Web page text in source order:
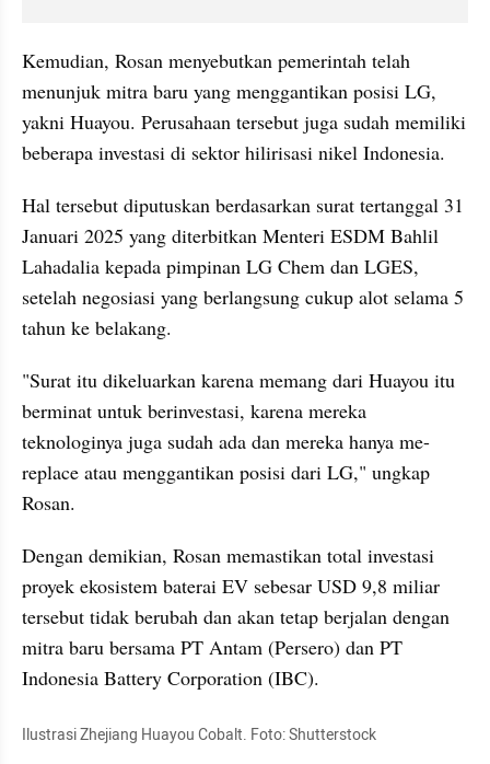
Kemudian, Rosan menyebutkan pemerintah telah
menunjuk mitra baru yang menggantikan posisi LG,
yakni Huayou. Perusahaan tersebut juga sudah memiliki
beberapa investasi di sektor hilirisasi nikel Indonesia.
Hal tersebut diputuskan berdasarkan surat tertanggal 31
Januari 2025 yang diterbitkan Menteri ESDM Bahlil
Lahadalia kepada pimpinan LG Chem dan LGES,
setelah negosiasi yang berlangsung cukup alot selama 5
tahun ke belakang.
"Surat itu dikeluarkan karena memang dari Huayou itu
berminat untuk berinvestasi, karena mereka
teknologinya juga sudah ada dan mereka hanya me-
replace atau menggantikan posisi dari LG," ungkap
Rosan.
Dengan demikian, Rosan memastikan total investasi
proyek ekosistem baterai EV sebesar USD 9,8 miliar
tersebut tidak berubah dan akan tetap berjalan dengan
mitra baru bersama PT Antam (Persero) dan PT
Indonesia Battery Corporation (IBC).
Ilustrasi Zhejiang Huayou Cobalt. Foto: Shutterstock